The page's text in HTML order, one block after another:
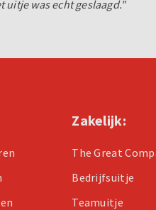
uitje was echt geslaagd."
Zakelijk:
The Great
Bedrijfsuitje
Teamuitje